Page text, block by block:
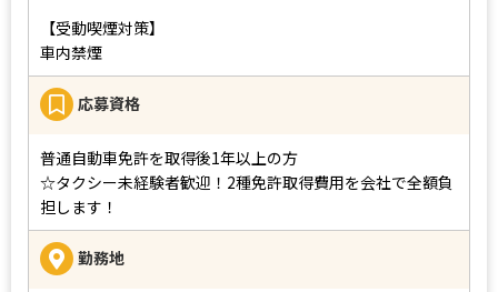
【受動喫煙対策】
車内禁煙
応募資格
普通自動車免許を取得後1年以上の方
☆タクシー未経験者歓迎！2種免許取得費用を会社で全額負
担します！
勤務地